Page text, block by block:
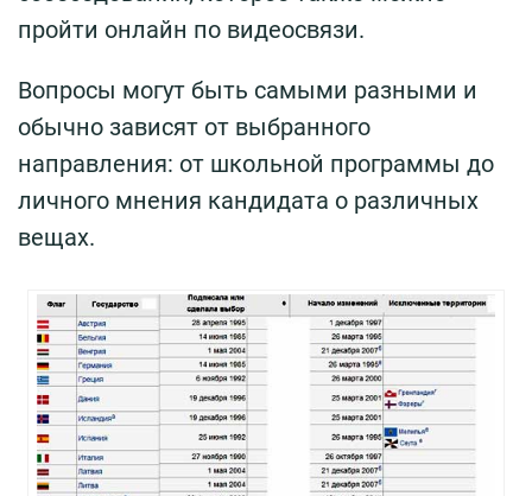
пройти онлайн по видеосвязи.
Вопросы могут быть самыми разными и
обычно зависят от выбранного
направления: от школьной программы до
личного мнения кандидата о различных
вещах.